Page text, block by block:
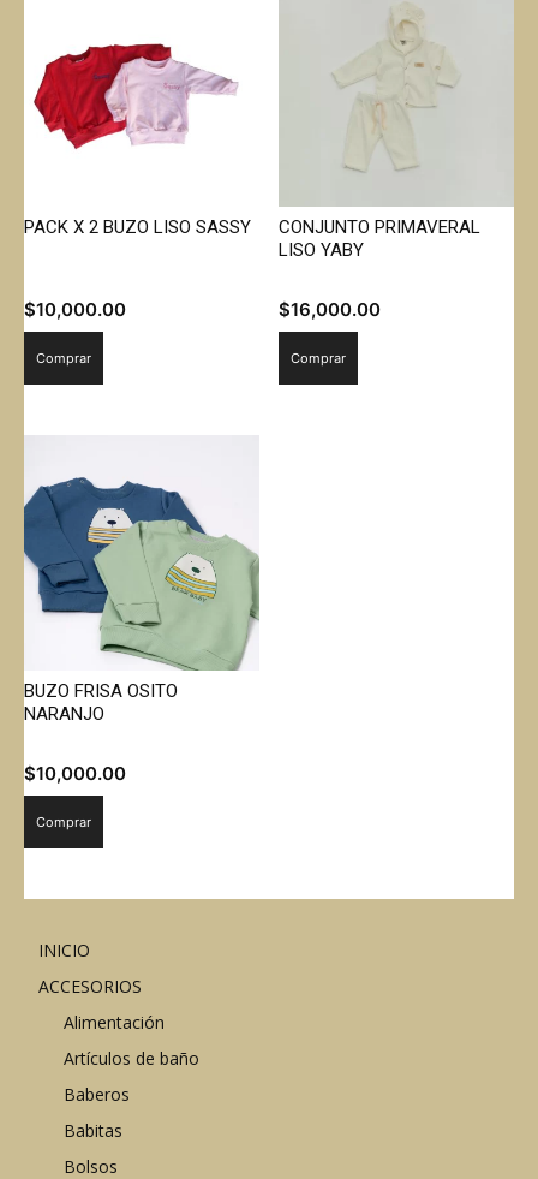
PACK X 2 BUZO LISO SASSY
$10,000.00
Comprar
CONJUNTO PRIMAVERAL
LISO YABY
$16,000.00
Comprar
BUZO FRISA OSITO
NARANJO
$10,000.00
Comprar
INICIO
ACCESORIOS
Alimentación
Artículos de baño
Baberos
Babitas
Bolsos